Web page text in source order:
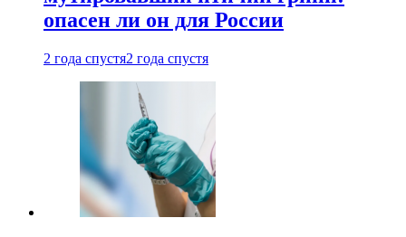
опасен ли он для России
2 года спустя2 года спустя